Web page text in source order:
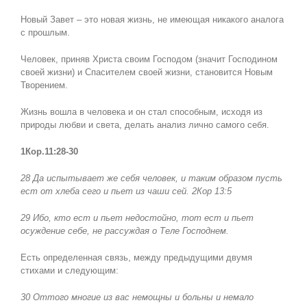
Новый Завет – это новая жизнь, не имеющая никакого аналога
с прошлым.
Человек, приняв Христа своим Господом (значит Господином
своей жизни) и Спасителем своей жизни, становится Новым
Творением.
Жизнь вошла в человека и он стал способным, исходя из
природы любви и света, делать анализ лично самого себя.
1Кор.11:28-30
28 Да испытывает же себя человек, и таким образом пусть
ест от хлеба сего и пьет из чаши сей. 2Кор 13:5
29 Ибо, кто ест и пьет недостойно, тот ест и пьет
осуждение себе, не рассуждая о Теле Господнем.
Есть определенная связь, между предыдущими двумя
стихами и следующим:
30 Оттого многие из вас немощны и больны и немало